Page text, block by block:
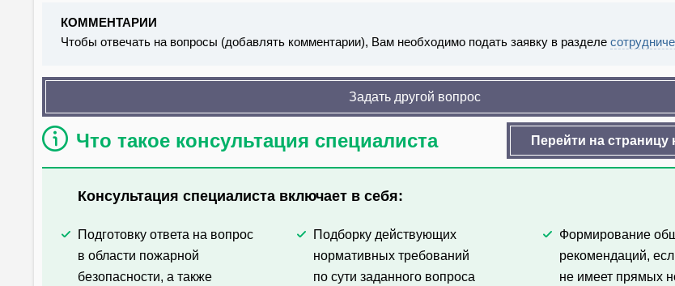
КОММЕНТАРИИ
Чтобы отвечать на вопросы (добавлять комментарии), Вам необходимо подать заявку в разделе
Задать другой вопрос
Что такое консультация специалиста Перейти на страницу
Консультация специалиста включает в себя:
Подготовку ответа на вопрос
в области пожарной
безопасности, а также
Подборку действующих
нормативных требований
по сути заданного вопроса
Формирование
рекомендаций,
не имеет прямых